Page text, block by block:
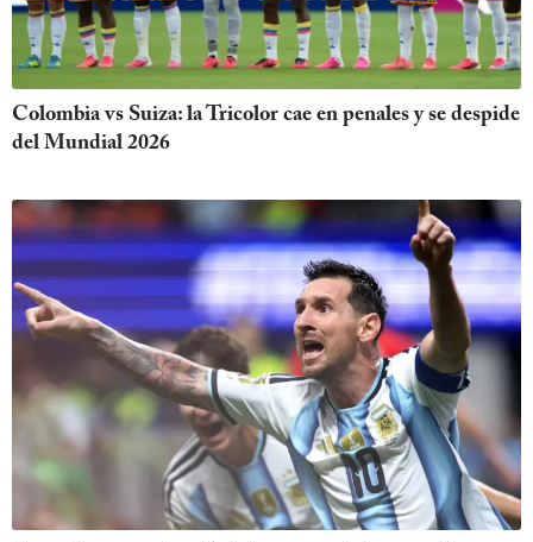
Colombia vs Suiza: la Tricolor cae en penales y se despide
del Mundial 2026